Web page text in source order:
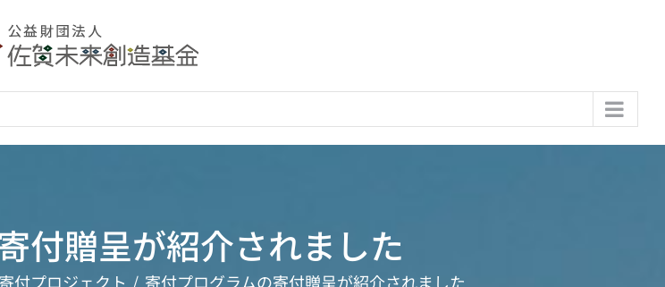
付贈呈が紹介されました
寄付プロジェクト 寄付プログラムの寄付贈呈が紹介されました